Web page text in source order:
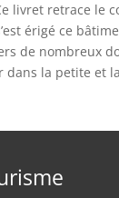
livret retrace le
érigé ce
de nombreux
dans la petite et